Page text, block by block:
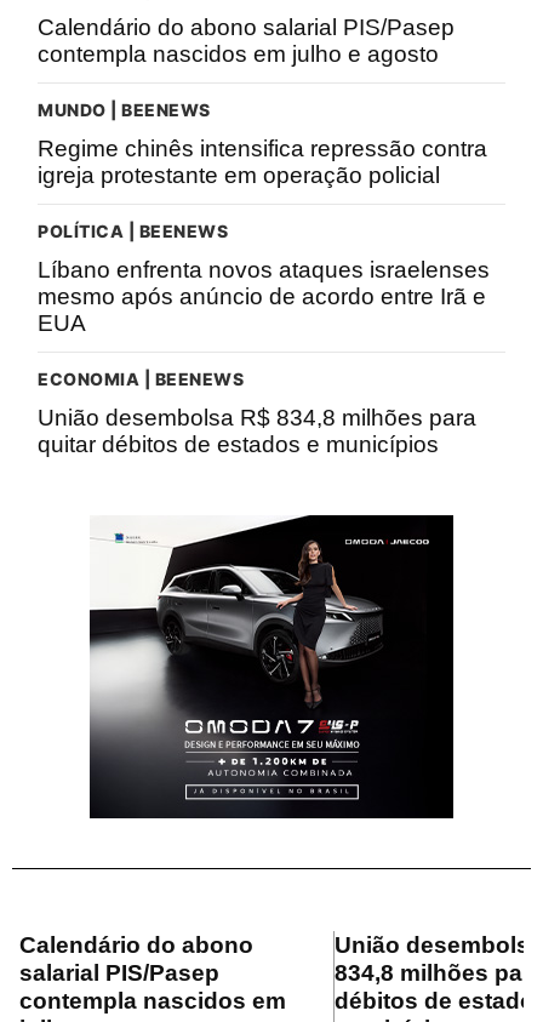
Calendário do abono salarial PIS/Pasep
contempla nascidos em julho e agosto
MUNDO | BEENEWS
Regime chinês intensifica repressão contra
igreja protestante em operação policial
POLÍTICA | BEENEWS
Líbano enfrenta novos ataques israelenses
mesmo após anúncio de acordo entre Irã e
EUA
ECONOMIA | BEENEWS
União desembolsa R$ 834,8 milhões para
quitar débitos de estados e municípios
Calendário do abono
salarial PIS/Pasep
contempla nascidos em
União
834,8 milhões
débitos de